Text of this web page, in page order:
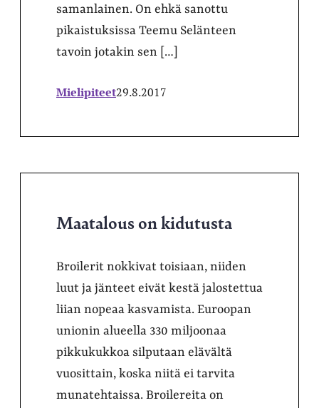
samanlainen. On ehkä sanottu
pikaistuksissa Teemu Selänteen
tavoin jotakin sen […]
Mielipiteet29.8.2017
Maatalous on kidutusta
Broilerit nokkivat toisiaan, niiden
luut ja jänteet eivät kestä jalostettua
liian nopeaa kasvamista. Euroopan
unionin alueella 330 miljoonaa
pikkukukkoa silputaan elävältä
vuosittain, koska niitä ei tarvita
munatehtaissa. Broilereita on